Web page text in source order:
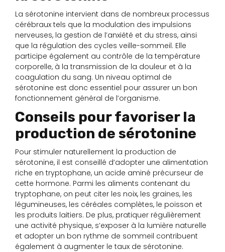
La sérotonine intervient dans de nombreux processus
cérébraux tels que la modulation des impulsions
nerveuses, la gestion de l’anxiété et du stress, ainsi
que la régulation des cycles veille-sommeil. Elle
participe également au contrôle de la température
corporelle, à la transmission de la douleur et à la
coagulation du sang. Un niveau optimal de
sérotonine est donc essentiel pour assurer un bon
fonctionnement général de l’organisme.
Conseils pour favoriser la
production de sérotonine
Pour stimuler naturellement la production de
sérotonine, il est conseillé d’adopter une alimentation
riche en tryptophane, un acide aminé précurseur de
cette hormone. Parmi les aliments contenant du
tryptophane, on peut citer les noix, les graines, les
légumineuses, les céréales complètes, le poisson et
les produits laitiers. De plus, pratiquer régulièrement
une activité physique, s’exposer à la lumière naturelle
et adopter un bon rythme de sommeil contribuent
également à augmenter le taux de sérotonine.